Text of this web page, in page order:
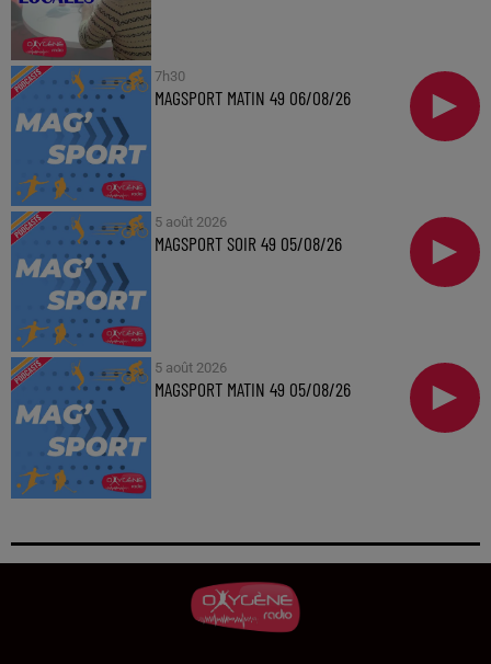
7h30
MAGSPORT MATIN 49 06/08/26
5 août 2026
MAGSPORT SOIR 49 05/08/26
5 août 2026
MAGSPORT MATIN 49 05/08/26